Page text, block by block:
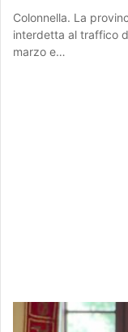
Colonnella. La
interdetta al traffico
marzo e…